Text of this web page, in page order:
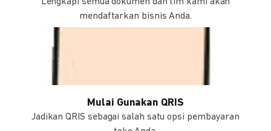
mendaftarkan bisnis Anda.
Mulai Gunakan QRIS
Jadikan QRIS sebagai salah satu opsi pembayaran